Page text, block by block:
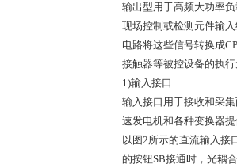
输出型用于高频大功率
现场控制或检测元件输
电路将这些信号转换成
接触器等被控设备的执
1)输入接口
输入接口用于接收和采
速发电机和各种变换器
以图2所示的直流输入接
的按钮SB接通时，光耦